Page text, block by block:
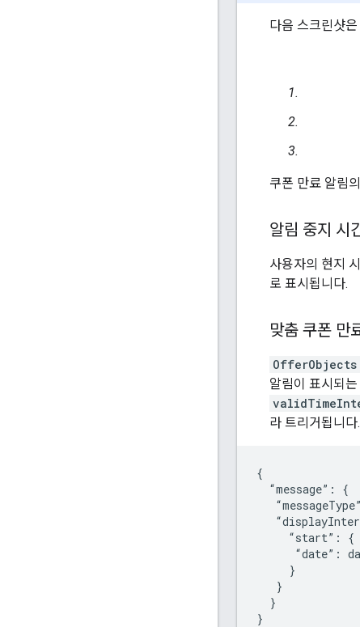
다음 스크린샷
쿠폰 만료 알림
알림 중지 시
사용자의 현지
로 표시됩니다.
맞춤 쿠폰 만
OfferObjects
알림이 표시되
라 트리거됩니
{
  “message”: {
     “start”: {
“date”:
     }
   }
  }
}